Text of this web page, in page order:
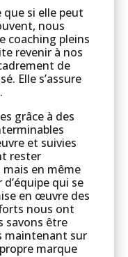
que si elle peut
nous
coaching pleins
revenir à nos
de
Elle s’assure
grâce à des
et suivies
rester
en même
qui se
en œuvre des
nous ont
savons être
maintenant sur
marque